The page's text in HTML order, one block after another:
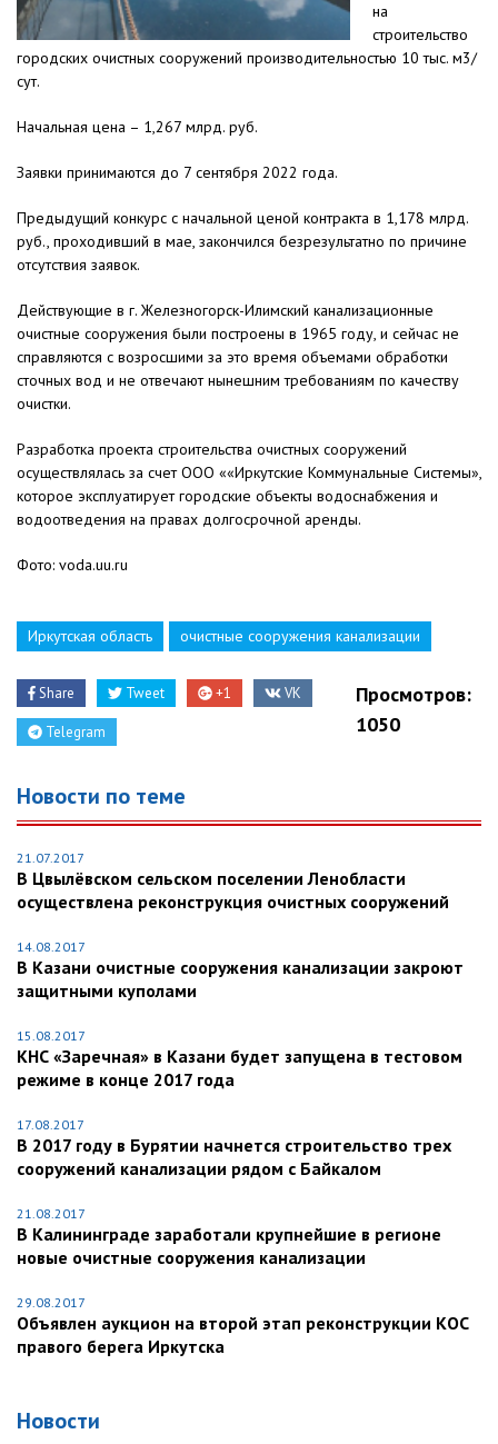
на
строительство
городских очистных сооружений производительностью 10 тыс. м3/
сут.
Начальная цена – 1,267 млрд. руб.
Заявки принимаются до 7 сентября 2022 года.
Предыдущий конкурс с начальной ценой контракта в 1,178 млрд.
руб., проходивший в мае, закончился безрезультатно по причине
отсутствия заявок.
Действующие в г. Железногорск-Илимский канализационные
очистные сооружения были построены в 1965 году, и сейчас не
справляются с возросшими за это время объемами обработки
сточных вод и не отвечают нынешним требованиям по качеству
очистки.
Разработка проекта строительства очистных сооружений
осуществлялась за счет ООО ««Иркутские Коммунальные Системы»,
которое эксплуатирует городские объекты водоснабжения и
водоотведения на правах долгосрочной аренды.
Фото: voda.uu.ru
Иркутская область очистные сооружения канализации
Share Tweet +1 VK
Telegram
Просмотров:
1050
Новости по теме
21.07.2017
В Цвылёвском сельском поселении Ленобласти
осуществлена реконструкция очистных сооружений
14.08.2017
В Казани очистные сооружения канализации закроют
защитными куполами
15.08.2017
КНС «Заречная» в Казани будет запущена в тестовом
режиме в конце 2017 года
17.08.2017
В 2017 году в Бурятии начнется строительство трех
сооружений канализации рядом с Байкалом
21.08.2017
В Калининграде заработали крупнейшие в регионе
новые очистные сооружения канализации
29.08.2017
Объявлен аукцион на второй этап реконструкции КОС
правого берега Иркутска
Новости